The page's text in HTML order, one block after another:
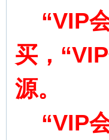
“VIP会
买，
源。
“VIP